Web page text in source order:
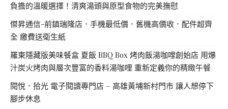
負擔的溫暖選擇！清爽湯頭與原型食物的完美撫慰
傑昇通信-前鎮瑞隆店．手機最低價．舊機高價收．配件超齊
全 繳費送衛生紙
羅東隱藏版美味餐盒 夏飯 BBQ Box 烤肉飯湯咖哩創始店 用爆
汁炭火烤肉與層次豐富的香料湯咖哩 重新定義你的精緻午餐
閱悅．拾光 電子閱讀專門店 – 高雄黃埔新村門市 讓人想停下
腳步休息